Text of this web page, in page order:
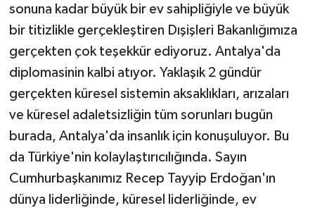
sonuna kadar büyük bir ev sahipliğiyle ve büyük
bir titizlikle gerçekleştiren Dışişleri Bakanlığımıza
gerçekten çok teşekkür ediyoruz. Antalya'da
diplomasinin kalbi atıyor. Yaklaşık 2 gündür
gerçekten küresel sistemin aksaklıkları, arızaları
ve küresel adaletsizliğin tüm sorunları bugün
burada, Antalya'da insanlık için konuşuluyor. Bu
da Türkiye'nin kolaylaştırıcılığında. Sayın
Cumhurbaşkanımız Recep Tayyip Erdoğan'ın
dünya liderliğinde, küresel liderliğinde, ev